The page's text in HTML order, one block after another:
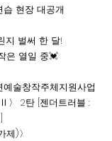
습 현장 대공개
지 벌써 한 달!
은 열일 중💓
술창작주체지원사업
〉 2탄 [젠더트러블 :
제)〉